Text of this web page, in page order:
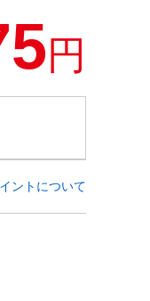
円
ントについて